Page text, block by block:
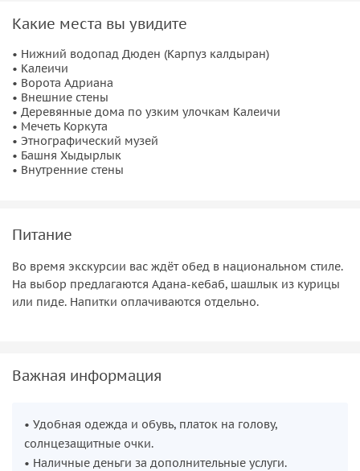
Возвращение в отели
Какие места вы увидите
• Нижний водопад Дюден (Карпуз калдыран)
• Калеичи
• Ворота Адриана
• Внешние стены
• Деревянные дома по узким улочкам Калеичи
• Мечеть Коркута
• Этнографический музей
• Башня Хыдырлык
• Внутренние стены
Питание
Во время экскурсии вас ждёт обед в национальном стиле.
На выбор предлагаются Адана-кебаб, шашлык из курицы
или пиде. Напитки оплачиваются отдельно.
Важная информация
• Удобная одежда и обувь, платок на голову,
солнцезащитные очки.
• Наличные деньги за дополнительные услуги.